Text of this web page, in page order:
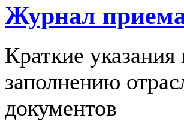
Журнал
Краткие
заполнению
документов